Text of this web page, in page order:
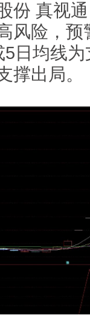
份 真视
风险，
日均线
撑出局。